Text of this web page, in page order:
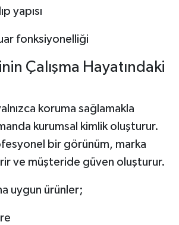
yapısı
fonksiyonelliği
Çalışma Hayatındaki
koruma sağlamakla
kurumsal kimlik oluşturur.
bir görünüm, marka
ve müşteride güven oluşturur.
uygun ürünler;